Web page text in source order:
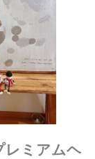
レミアムヘ